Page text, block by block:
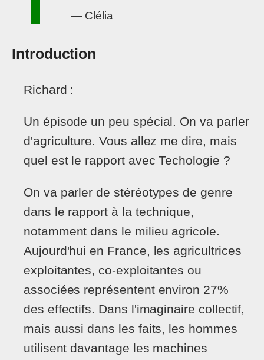
— Clélia
Introduction
Richard :
Un épisode un peu spécial. On va parler
d'agriculture. Vous allez me dire, mais
quel est le rapport avec Techologie ?
On va parler de stéréotypes de genre
dans le rapport à la technique,
notamment dans le milieu agricole.
Aujourd'hui en France, les agricultrices
exploitantes, co-exploitantes ou
associées représentent environ 27%
des effectifs. Dans l'imaginaire collectif,
mais aussi dans les faits, les hommes
utilisent davantage les machines